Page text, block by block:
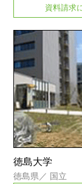
資料請求
徳島大学
徳島県 ／ 国立